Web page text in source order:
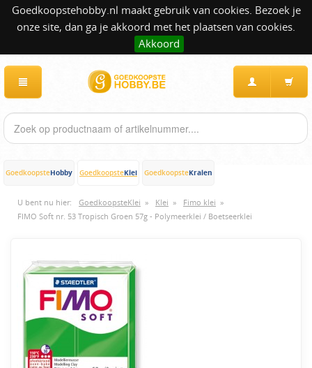
Goedkoopstehobby.nl maakt gebruik van cookies. Bezoek je
onze site, dan ga je akkoord met het plaatsen van cookies.
Akkoord
GoedkoopsteHobby GoedkoopsteKlei GoedkoopsteKralen
U bent nu hier: GoedkoopsteKlei » Klei » Fimo klei »
FIMO Soft nr. 53 Tropisch Groen 57g - Polymeerklei / Boetseerklei